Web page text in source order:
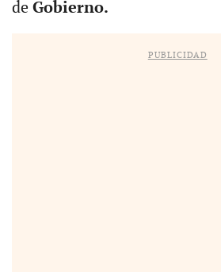
de Gobierno.
PUBLICIDAD